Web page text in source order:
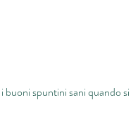
buoni spuntini sani quando si